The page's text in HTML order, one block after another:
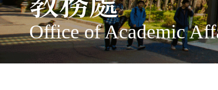
Office of